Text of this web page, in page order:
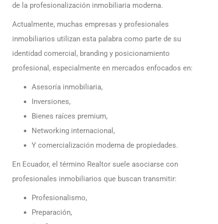
de la profesionalización inmobiliaria moderna.
Actualmente, muchas empresas y profesionales
inmobiliarios utilizan esta palabra como parte de su
identidad comercial, branding y posicionamiento
profesional, especialmente en mercados enfocados en:
Asesoría inmobiliaria,
Inversiones,
Bienes raíces premium,
Networking internacional,
Y comercialización moderna de propiedades.
En Ecuador, el término Realtor suele asociarse con
profesionales inmobiliarios que buscan transmitir:
Profesionalismo,
Preparación,